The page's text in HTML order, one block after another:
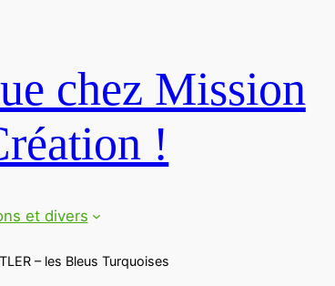
chez Mission
!
et divers
– les Bleus Turquoises